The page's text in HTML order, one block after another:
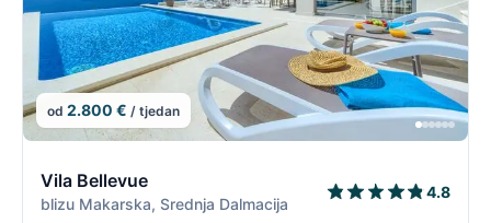
od 2.800 € / tjedan
Vila Bellevue
blizu Makarska, Srednja Dalmacija
4.8